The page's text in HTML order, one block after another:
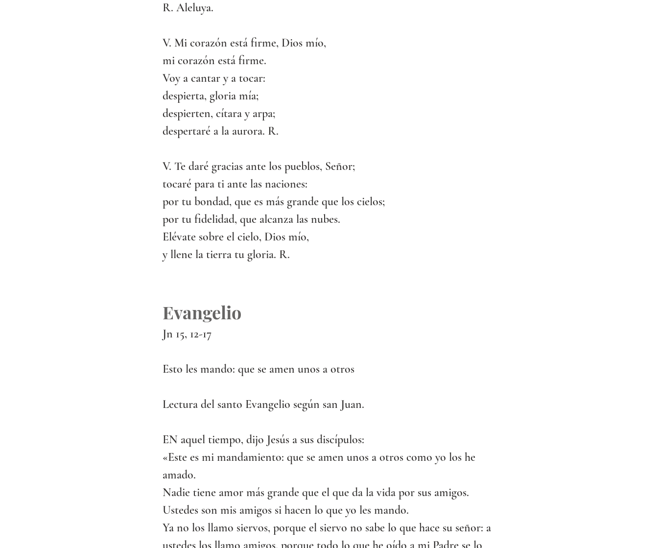
R. Aleluya.
V. Mi corazón está firme, Dios mío,
mi corazón está firme.
Voy a cantar y a tocar:
despierta, gloria mía;
despierten, cítara y arpa;
despertaré a la aurora. R.
V. Te daré gracias ante los pueblos, Señor;
tocaré para ti ante las naciones:
por tu bondad, que es más grande que los cielos;
por tu fidelidad, que alcanza las nubes.
Elévate sobre el cielo, Dios mío,
y llene la tierra tu gloria. R.
Evangelio
Jn 15, 12-17
Esto les mando: que se amen unos a otros
Lectura del santo Evangelio según san Juan.
EN aquel tiempo, dijo Jesús a sus discípulos:
«Este es mi mandamiento: que se amen unos a otros como yo los he
amado.
Nadie tiene amor más grande que el que da la vida por sus amigos.
Ustedes son mis amigos si hacen lo que yo les mando.
Ya no los llamo siervos, porque el siervo no sabe lo que hace su señor: a